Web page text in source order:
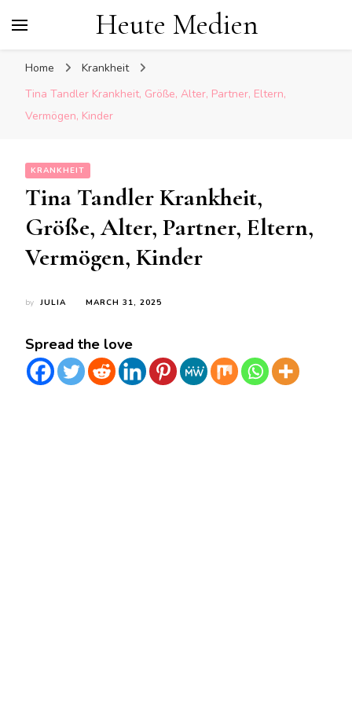
Heute Medien
Home
Krankheit
Tina Tandler Krankheit, Größe, Alter, Partner, Eltern,
Vermögen, Kinder
KRANKHEIT
Tina Tandler Krankheit,
Größe, Alter, Partner, Eltern,
Vermögen, Kinder
by JULIA MARCH 31, 2025
Spread the love